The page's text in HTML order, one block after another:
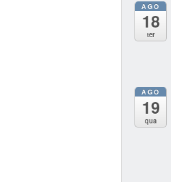
AGO
18
ter
AGO
19
qua